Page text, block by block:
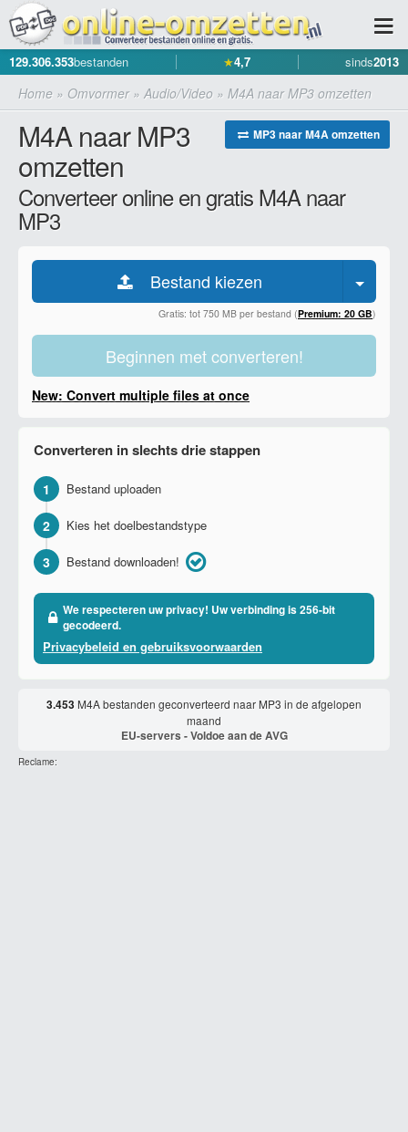
129.306.353bestanden ★4,7 sinds2013
Home » Omvormer» Audio/Video » M4A naar MP3 omzetten
MP3 naar M4A omzetten
M4A naar MP3
omzetten
Converteer online en gratis M4A naar
MP3
Bestand kiezen
Gratis: tot 750 MB per bestand (Premium: 20 GB)
Beginnen met converteren!
New: Convert multiple files at once
Converteren in slechts drie stappen
1 Bestand uploaden
2 Kies het doelbestandstype
3 Bestand downloaden!
We respecteren uw privacy! Uw verbinding is 256-bit
gecodeerd.
Privacybeleid en gebruiksvoorwaarden
3.453 M4A bestanden geconverteerd naar MP3 in de afgelopen
maand
EU-servers - Voldoe aan de AVG
Reclame: